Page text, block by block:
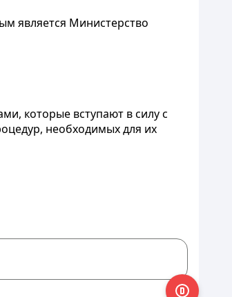
является Министерство
которые вступают в силу с
необходимых для их